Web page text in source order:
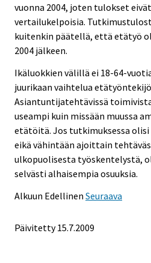
vuonna 2004, joten tulokset
vertailukelpoisia.
kuitenkin päätellä, että etätyö
2004 jälkeen.
Ikäluokkien välillä ei 18-64-
juurikaan vaihtelua
Asiantuntijatehtävissä
useampi kuin missään muussa
etätöitä. Jos tutkimuksessa
eikä vähintään ajoittain
ulkopuolisesta työskentelystä,
selvästi alhaisempia osuuksia.
Alkuun Edellinen Seuraava
Päivitetty15.7.2009